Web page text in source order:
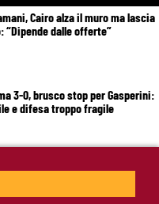
Cairo alza il muro ma lascia
“Dipende dalle offerte”
3-0, brusco stop per Gasperini:
e difesa troppo fragile
tutti: “Il mio idolo era